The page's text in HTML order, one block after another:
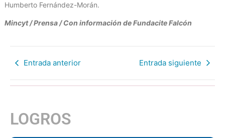
Humberto Fernández-Morán.
Mincyt / Prensa / Con información de Fundacite Falcón
Entrada anterior Entrada siguiente
LOGROS